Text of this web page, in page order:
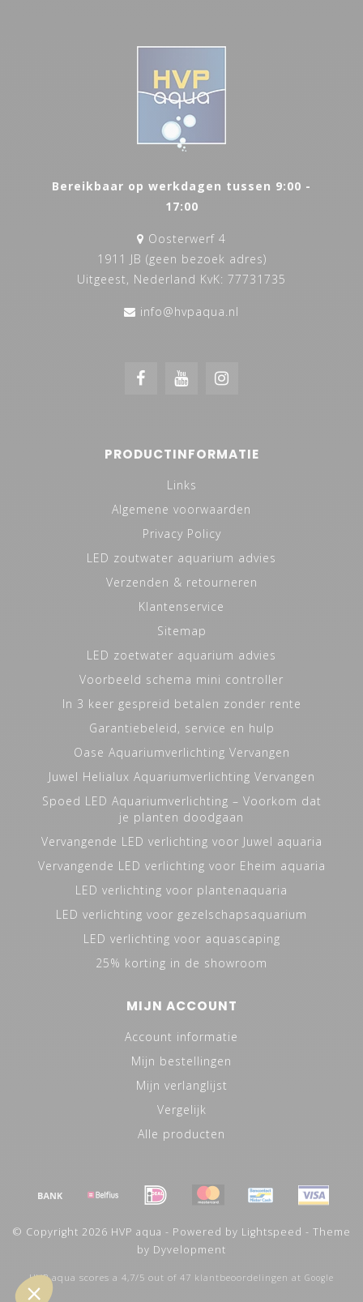
Bereikbaar op werkdagen tussen 9:00 -
17:00
Oosterwerf 4
1911 JB (geen bezoek adres)
Uitgeest, Nederland KvK: 77731735
info@hvpaqua.nl
PRODUCTINFORMATIE
Links
Algemene voorwaarden
Privacy Policy
LED zoutwater aquarium advies
Verzenden & retourneren
Klantenservice
Sitemap
LED zoetwater aquarium advies
Voorbeeld schema mini controller
In 3 keer gespreid betalen zonder rente
Garantiebeleid, service en hulp
Oase Aquariumverlichting Vervangen
Juwel Helialux Aquariumverlichting Vervangen
Spoed LED Aquariumverlichting – Voorkom dat
je planten doodgaan
Vervangende LED verlichting voor Juwel aquaria
Vervangende LED verlichting voor Eheim aquaria
LED verlichting voor plantenaquaria
LED verlichting voor gezelschapsaquarium
LED verlichting voor aquascaping
25% korting in de showroom
MIJN ACCOUNT
Account informatie
Mijn bestellingen
Mijn verlanglijst
Vergelijk
Alle producten
© Copyright 2026 HVP aqua - Powered by Lightspeed - Theme
by Dyvelopment
HVP aqua scores a 4,7/5 out of 47 klantbeoordelingen at Google